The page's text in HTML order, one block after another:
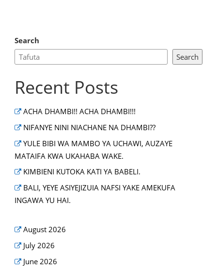
Search
Search
Recent Posts
ACHA DHAMBI!! ACHA DHAMBI!!!
NIFANYE NINI NIACHANE NA DHAMBI??
YULE BIBI WA MAMBO YA UCHAWI, AUZAYE
MATAIFA KWA UKAHABA WAKE.
KIMBIENI KUTOKA KATI YA BABELI.
BALI, YEYE ASIYEJIZUIA NAFSI YAKE AMEKUFA
INGAWA YU HAI.
August 2026
July 2026
June 2026